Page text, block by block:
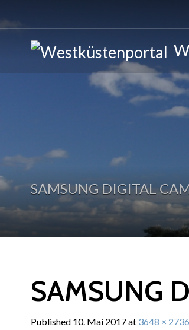
SAMSUNG DIGITAL
SAMSUNG
Published 10. Mai 2017at 3648 × 2736